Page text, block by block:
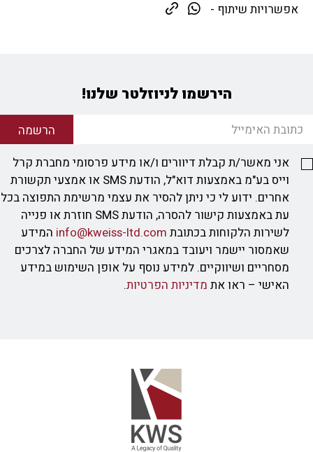
אפשרויות שיתוף -
הירשמו לניוזלטר שלנו!
הרשמה
אני מאשר/ת קבלת דיוורים ו/או מידע פרסומי מחברת קרל
וייס בע"מ באמצעות דוא"ל, הודעת SMS או אמצעי תקשורת
אחרים. ידוע לי כי ניתן להסיר את עצמי מרשימת התפוצה בכל
עת באמצעות קישור להסרה, הודעת SMS חוזרת או פנייה
לשירות הלקוחות בכתובת info@kweiss-ltd.com המידע
שאמסור יישמר ויעובד במאגרי המידע של החברה לצרכים
מסחריים ושיווקיים. למידע נוסף על אופן השימוש במידע
האישי – ראו את מדיניות הפרטיות.